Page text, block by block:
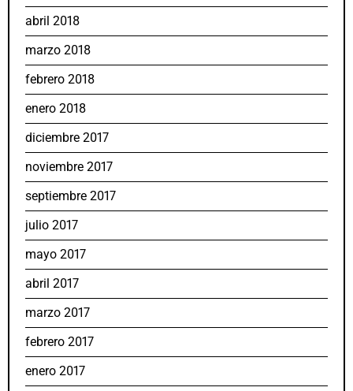
abril 2018
marzo 2018
febrero 2018
enero 2018
diciembre 2017
noviembre 2017
septiembre 2017
julio 2017
mayo 2017
abril 2017
marzo 2017
febrero 2017
enero 2017